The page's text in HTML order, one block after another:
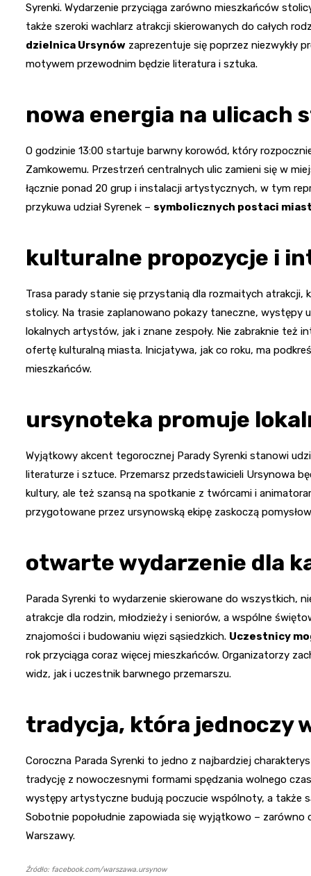
Syrenki. Wydarzenie przyciąga zarówno mieszkańców
także szeroki wachlarz atrakcji skierowanych do całych
dzielnica Ursynów zaprezentuje się poprzez niezwykły
motywem przewodnim będzie literatura i sztuka.
nowa energia na ulicach
O godzinie 13:00 startuje barwny korowód, który
Zamkowemu. Przestrzeń centralnych ulic zamieni się w
łącznie ponad 20 grup i instalacji artystycznych, w tym
przykuwa udział Syrenek – symbolicznych postaci
kulturalne propozycje i
Trasa parady stanie się przystanią dla rozmaitych
stolicy. Na trasie zaplanowano pokazy taneczne,
lokalnych artystów, jak i znane zespoły. Nie zabraknie
ofertę kulturalną miasta. Inicjatywa, jak co roku, ma
mieszkańców.
ursynoteka promuje
Wyjątkowy akcent tegorocznej Parady Syrenki stanowi
literaturze i sztuce. Przemarsz przedstawicieli Ursynowa
kultury, ale też szansą na spotkanie z twórcami i
przygotowane przez ursynowską ekipę zaskoczą
otwarte wydarzenie dla
Parada Syrenki to wydarzenie skierowane do wszystkich,
atrakcje dla rodzin, młodzieży i seniorów, a wspólne
znajomości i budowaniu więzi sąsiedzkich. Uczestnicy
rok przyciąga coraz więcej mieszkańców. Organizatorzy
widz, jak i uczestnik barwnego przemarszu.
tradycja, która jednoczy
Coroczna Parada Syrenki to jedno z najbardziej
tradycję z nowoczesnymi formami spędzania wolnego
występy artystyczne budują poczucie wspólnoty, a także
Sobotnie popołudnie zapowiada się wyjątkowo –
Warszawy.
Źródło: facebook.com/warszawa.ursynow